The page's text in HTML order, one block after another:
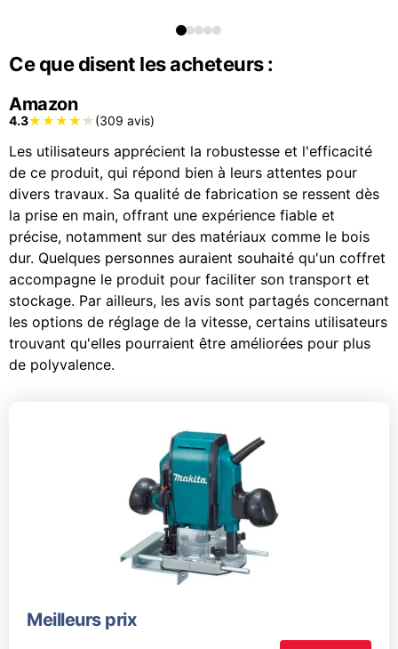
Ce que disent les acheteurs :
Amazon
4.3 (309 avis)
Les utilisateurs apprécient la robustesse et l'efficacité
de ce produit, qui répond bien à leurs attentes pour
divers travaux. Sa qualité de fabrication se ressent dès
la prise en main, offrant une expérience fiable et
précise, notamment sur des matériaux comme le bois
dur. Quelques personnes auraient souhaité qu'un coffret
accompagne le produit pour faciliter son transport et
stockage. Par ailleurs, les avis sont partagés concernant
les options de réglage de la vitesse, certains utilisateurs
trouvant qu'elles pourraient être améliorées pour plus
de polyvalence.
Meilleurs prix